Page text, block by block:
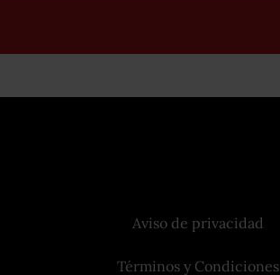
Aviso de privacidad
Términos y Condiciones